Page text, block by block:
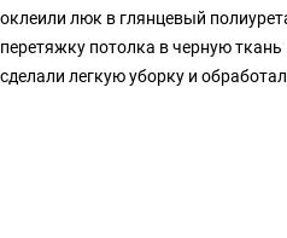
оклеили люк в глянцевый
перетяжку потолка в черную
сделали легкую уборку и